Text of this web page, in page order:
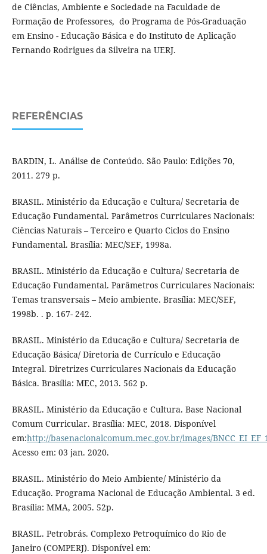
de Ciências, Ambiente e Sociedade na Faculdade de
Formação de Professores, do Programa de Pós-Graduação
em Ensino - Educação Básica e do Instituto de Aplicação
Fernando Rodrigues da Silveira na UERJ.
REFERÊNCIAS
BARDIN, L. Análise de Conteúdo. São Paulo: Edições 70,
2011. 279 p.
BRASIL. Ministério da Educação e Cultura/ Secretaria de
Educação Fundamental. Parâmetros Curriculares Nacionais:
Ciências Naturais – Terceiro e Quarto Ciclos do Ensino
Fundamental. Brasília: MEC/SEF, 1998a.
BRASIL. Ministério da Educação e Cultura/ Secretaria de
Educação Fundamental. Parâmetros Curriculares Nacionais:
Temas transversais – Meio ambiente. Brasília: MEC/SEF,
1998b. . p. 167- 242.
BRASIL. Ministério da Educação e Cultura/ Secretaria de
Educação Básica/ Diretoria de Currículo e Educação
Integral. Diretrizes Curriculares Nacionais da Educação
Básica. Brasília: MEC, 2013. 562 p.
BRASIL. Ministério da Educação e Cultura. Base Nacional
Comum Curricular. Brasília: MEC, 2018. Disponível
em:http://basenacionalcomum.mec.gov.br/images/
Acesso em: 03 jan. 2020.
BRASIL. Ministério do Meio Ambiente/ Ministério da
Educação. Programa Nacional de Educação Ambiental. 3 ed.
Brasília: MMA, 2005. 52p.
BRASIL. Petrobrás. Complexo Petroquímico do Rio de
Janeiro (COMPERJ). Disponível em: